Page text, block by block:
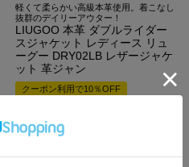
軽くて柔らかい高級本革使用。着こなし
抜群のデイリーアウター！
LIUGOO 本革 ダブルライダー
スジャケット レディース リュ
ーグー DRY02LB レザージャケ
ット 革ジャン
クーポン利用で10％OFF